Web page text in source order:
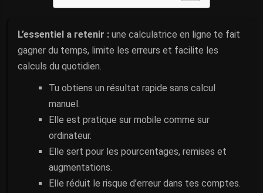
L’essentiel a retenir : une calculatrice en ligne te fait
gagner du temps, limite les erreurs et facilite les
calculs du quotidien.
Tu obtiens un résultat rapide sans calcul
manuel.
Elle est pratique sur mobile comme sur
ordinateur.
Elle sert pour les pourcentages, remises et
augmentations.
Elle réduit le risque d’erreur dans tes comptes.